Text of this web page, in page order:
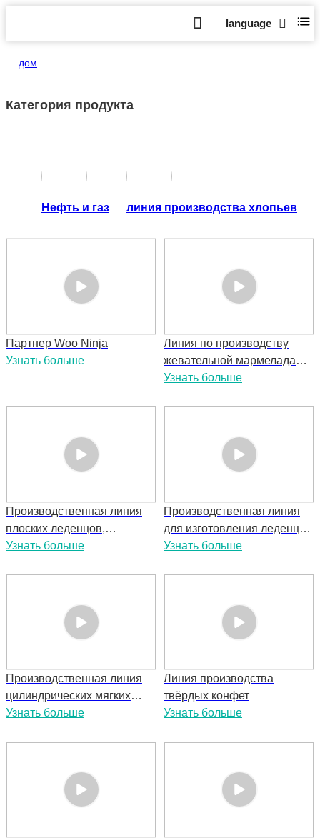
language
дом
Категория продукта
Нефть и газ линия производства хлопьев
Партнер Woo Ninja
Узнать больше
Линия по производству
жевательной мармелада
HTL-T150/T300/T450/T600
Узнать больше
Производственная линия
плоских леденцов,
изготовленных методом
Узнать больше
Производственная линия
для изготовления леденцов
и леденцов с начинкой Die-
Узнать больше
Производственная линия
цилиндрических мягких
конфет и фантазийных
Узнать больше
Линия производства
твёрдых конфет
Узнать больше